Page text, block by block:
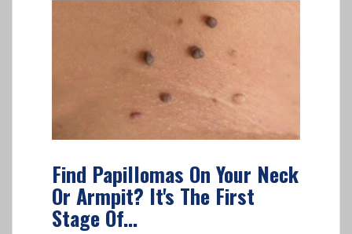
Find Papillomas On Your Neck
Or Armpit? It's The First
Stage Of...